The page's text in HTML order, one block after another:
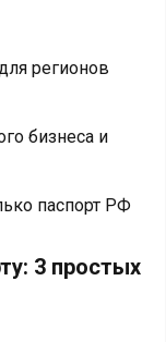
регионов
бизнеса и
паспорт РФ
3 простых